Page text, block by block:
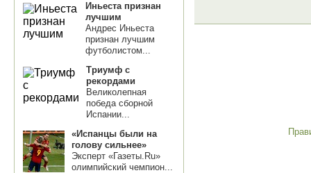
Иньеста признан
лучшим
Андрес Иньеста
признан лучшим
футболистом...
Триумф с
рекордами
Великолепная
победа сборной
Испании...
«Испанцы были на
голову сильнее»
Эксперт «Газеты.Ru»
олимпийский чемпион...